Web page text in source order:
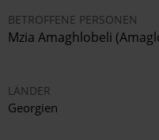
BETROFFENE PERSONEN
Mzia Amaghlobeli
LÄNDER
Georgien